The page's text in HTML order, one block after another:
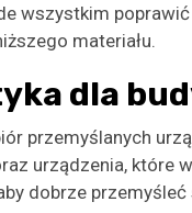
wszystkim
materiału.
dla
przemyślanych
urządzenia, które
dobrze